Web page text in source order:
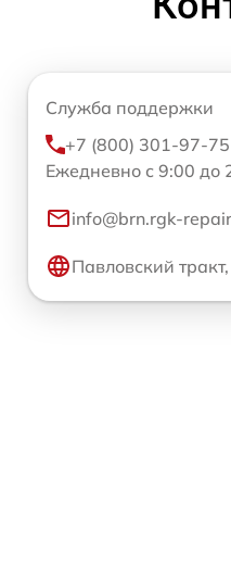
Служба поддержки
+7 (800) 301-97-75
Ежедневно с 9:00 до
info@brn.rgk-
Павловский